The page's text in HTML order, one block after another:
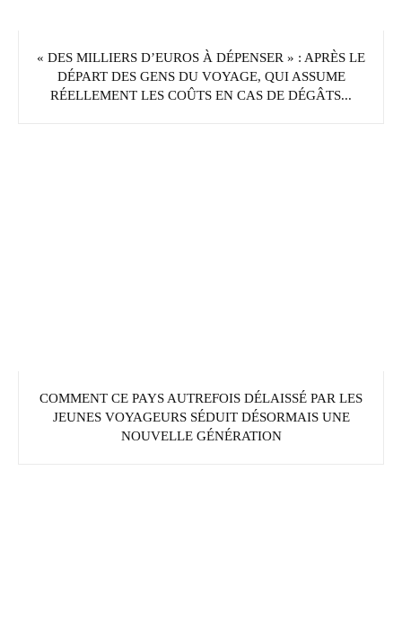
« DES MILLIERS D’EUROS À DÉPENSER » : APRÈS LE
DÉPART DES GENS DU VOYAGE, QUI ASSUME
RÉELLEMENT LES COÛTS EN CAS DE DÉGÂTS...
COMMENT CE PAYS AUTREFOIS DÉLAISSÉ PAR LES
JEUNES VOYAGEURS SÉDUIT DÉSORMAIS UNE
NOUVELLE GÉNÉRATION